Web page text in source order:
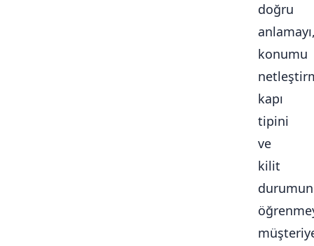
doğru
konumu
kapı
tipini
ve
kilit